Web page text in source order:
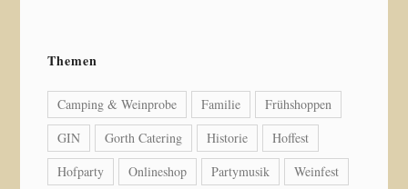
Themen
Camping & Weinprobe Familie
Frühshoppen
GIN
Gorth Catering Historie
Hoffest
Hofparty
Onlineshop Partymusik Weinfest